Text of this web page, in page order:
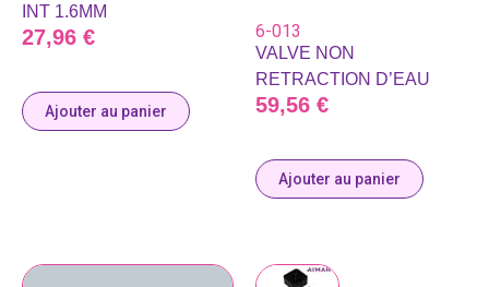
INT 1.6MM
27,96 €
Ajouter au panier
6-013
VALVE NON
RETRACTION D’EAU
59,56 €
Ajouter au panier